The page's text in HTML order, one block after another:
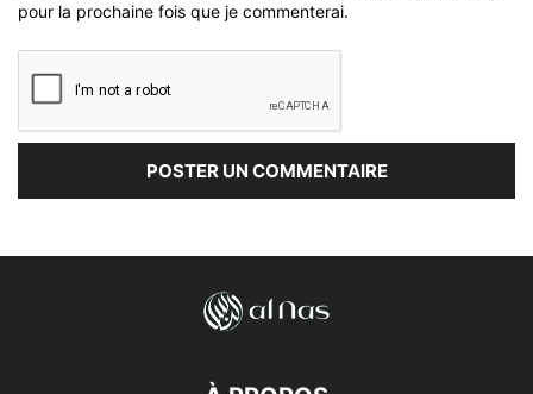
pour la prochaine fois que je commenterai.